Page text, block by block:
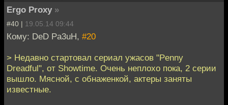
Ergo Proxy »
#40 | 19.05.14 09:44
Кому: DeD Pa3uH, #20
> Недавно стартовал сериал ужасов "Penny
Dreadful", от Showtime. Очень неплохо пока, 2 серии
вышло. Мясной, с обнаженкой, актеры заняты
известные.